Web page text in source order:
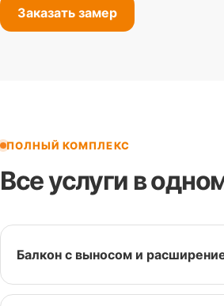
Заказать замер
ПОЛНЫЙ КОМПЛЕКС
Все услуги в
Балкон с выносом и